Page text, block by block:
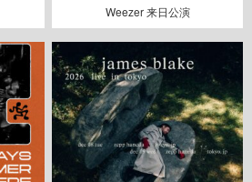
Weezer 来日公演